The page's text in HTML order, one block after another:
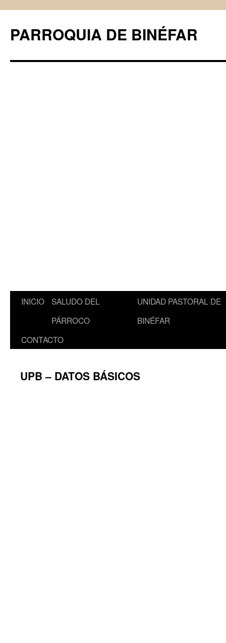
PARROQUIA DE BINÉFAR
Saltar
contenido
INICIO
SALUDO DEL
PÁRROCO
UNIDAD PASTORAL DE
BINÉFAR
CONTACTO
UPB – DATOS BÁSICOS